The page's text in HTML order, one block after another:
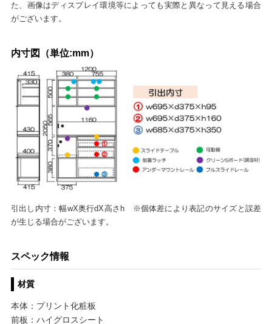
た、画像はディスプレイ環境等によっても実際と異なって見える場合
がございます。
内寸図（単位:mm）
引出し内寸：幅wX奥行dX高さh ※個体差により表記のサイズと誤差
が生じる場合がございます。
スペック情報
材質
本体：プリント化粧板
前板：ハイグロスシート